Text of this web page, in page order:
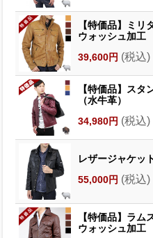
【特価品】ミリ
ウォッシュ加工
39,600円 (税込)
【特価品】スタ
（水牛革）
34,980円 (税込)
レザージャケッ
55,000円 (税込)
【特価品】ラム
ウォッシュ加工